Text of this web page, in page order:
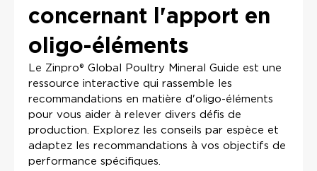
concernant l'apport en
oligo-éléments
Le Zinpro® Global Poultry Mineral Guide est une
ressource interactive qui rassemble les
recommandations en matière d'oligo-éléments
pour vous aider à relever divers défis de
production. Explorez les conseils par espèce et
adaptez les recommandations à vos objectifs de
performance spécifiques.